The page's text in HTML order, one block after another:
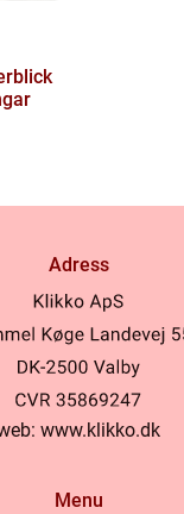
Adress
www.klikko.dk
Menu